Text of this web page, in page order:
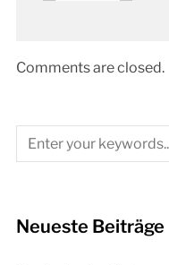
Comments are closed.
Neueste Beiträge